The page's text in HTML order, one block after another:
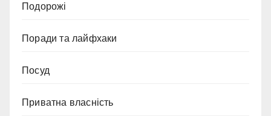
Подорожі
Поради та лайфхаки
Посуд
Приватна власність